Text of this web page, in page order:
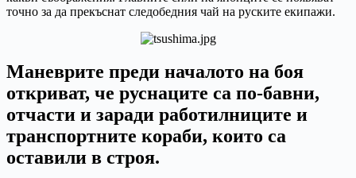
точно за да прекъснат следобедния чай на руските екипажи.
Маневрите преди началото на боя
откриват, че руснаците са по-бавни,
отчасти и заради работилниците и
транспортните кораби, които са
оставили в строя.